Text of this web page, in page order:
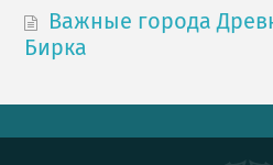
Важные города
Бирка